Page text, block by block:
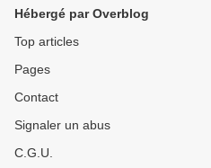
Hébergé par Overblog
Top articles
Pages
Contact
Signaler un abus
C.G.U.